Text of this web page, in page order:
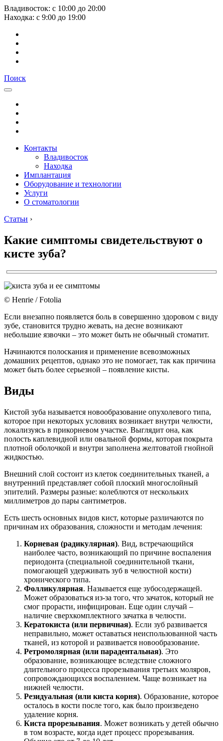
Владивосток: с 10:00 до 20:00
Находка: с 9:00 до 19:00
Поиск
Контакты
Владивосток
Находка
Имплантация
Оборудование и технологии
Услуги
О стоматологии
Статьи ›
Какие симптомы свидетельствуют о
кисте зуба?
© Henrie / Fotolia
Если внезапно появляется боль в совершенно здоровом с виду
зубе, становится трудно жевать, на десне возникают
небольшие язвочки – это может быть не обычный стоматит.
Начинаются полоскания и применение всевозможных
домашних рецептов, однако это не помогает, так как причина
может быть более серьезной – появление кисты.
Виды
Кистой зуба называется новообразование опухолевого типа,
которое при некоторых условиях возникает внутри челюсти,
локализуясь в прикорневом участке. Выглядит она, как
полость каплевидной или овальной формы, которая покрыта
плотной оболочкой и внутри заполнена желтоватой гнойной
жидкостью.
Внешний слой состоит из клеток соединительных тканей, а
внутренний представляет собой плоский многослойный
эпителий. Размеры разные: колеблются от нескольких
миллиметров до пары сантиметров.
Есть шесть основных видов кист, которые различаются по
причинам их образования, сложности и методам лечения:
Корневая (радикулярная). Вид, встречающийся
наиболее часто, возникающий по причине воспаления
периодонта (специальной соединительной ткани,
помогающей удерживать зуб в челюстной кости)
хронического типа.
Фолликулярная. Называется еще зубосодержащей.
Может образоваться из-за того, что зачаток, который не
смог прорасти, инфицирован. Еще один случай –
наличие сверхкомплектного зачатка в челюсти.
Кератокиста (или первичная). Если зуб развивается
неправильно, может оставаться неиспользованной часть
тканей, из которой и развивается новообразование.
Ретромолярная (или парадентальная). Это
образование, возникающее вследствие сложного
длительного процесса прорезывания третьих моляров,
сопровождающихся воспалением. Чаще возникает на
нижней челюсти.
Резидуальная (или киста корня). Образование, которое
осталось в кости после того, как было произведено
удаление корня.
Киста прорезывания. Может возникать у детей обычно
в том возрасте, когда идет процесс прорезывания.